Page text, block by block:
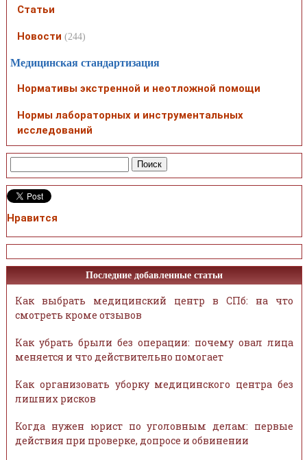
Статьи
Новости (244)
Медицинская стандартизация
Нормативы экстренной и неотложной помощи
Нормы лабораторных и инструментальных
исследований
Нравится
Последние добавленные статьи
Как выбрать медицинский центр в СПб: на что
смотреть кроме отзывов
Как убрать брыли без операции: почему овал лица
меняется и что действительно помогает
Как организовать уборку медицинского центра без
лишних рисков
Когда нужен юрист по уголовным делам: первые
действия при проверке, допросе и обвинении